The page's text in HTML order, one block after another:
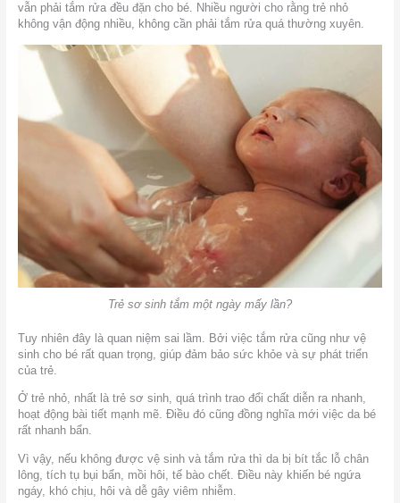
vẫn phải tắm rửa đều đặn cho bé. Nhiều người cho rằng trẻ nhỏ
không vận động nhiều, không cần phải tắm rửa quá thường xuyên.
Trẻ sơ sinh tắm một ngày mấy lần?
Tuy nhiên đây là quan niệm sai lầm. Bởi việc tắm rửa cũng như vệ
sinh cho bé rất quan trọng, giúp đảm bảo sức khỏe và sự phát triển
của trẻ.
Ở trẻ nhỏ, nhất là trẻ sơ sinh, quá trình trao đổi chất diễn ra nhanh,
hoạt động bài tiết mạnh mẽ. Điều đó cũng đồng nghĩa mới việc da bé
rất nhanh bẩn.
Vì vậy, nếu không được vệ sinh và tắm rửa thì da bị bít tắc lỗ chân
lông, tích tụ bụi bẩn, mồi hôi, tế bào chết. Điều này khiến bé ngứa
ngáy, khó chịu, hôi và dễ gây viêm nhiễm.